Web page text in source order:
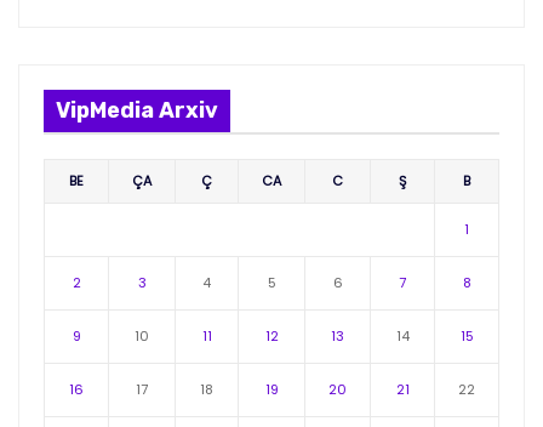
VipMedia Arxiv
BE ÇA Ç CA C Ş B
1
2 3 4 5 6 7 8
9 10 11 12 13 14 15
16 17 18 19 20 21 22